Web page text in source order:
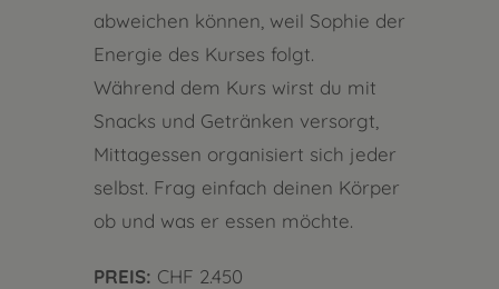
abweichen können, weil Sophie der
Energie des Kurses folgt.
Während dem Kurs wirst du mit
Snacks und Getränken versorgt,
Mittagessen organisiert sich jeder
selbst. Frag einfach deinen Körper
ob und was er essen möchte.
PREIS: CHF 2.450